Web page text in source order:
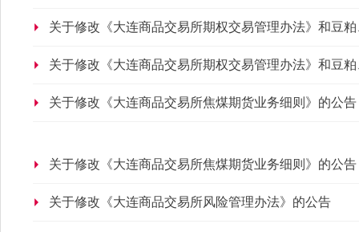
关于修改《大连商品交易所期权交易管理办法》和豆
关于修改《大连商品交易所期权交易管理办法》和豆
关于修改《大连商品交易所焦煤期货业务细则》的公告
关于修改《大连商品交易所焦煤期货业务细则》的公告
关于修改《大连商品交易所风险管理办法》的公告